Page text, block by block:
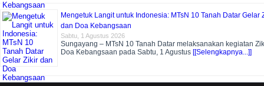
Mengetuk Langit untuk Indonesia: MTsN 10 Tanah Datar Gelar
dan Doa Kebangsaan
Sabtu, 1 Agustus 2026
Sungayang – MTsN 10 Tanah Datar melaksanakan kegiatan
Doa Kebangsaan pada Sabtu, 1 Agustus [[Selengkapnya...]]